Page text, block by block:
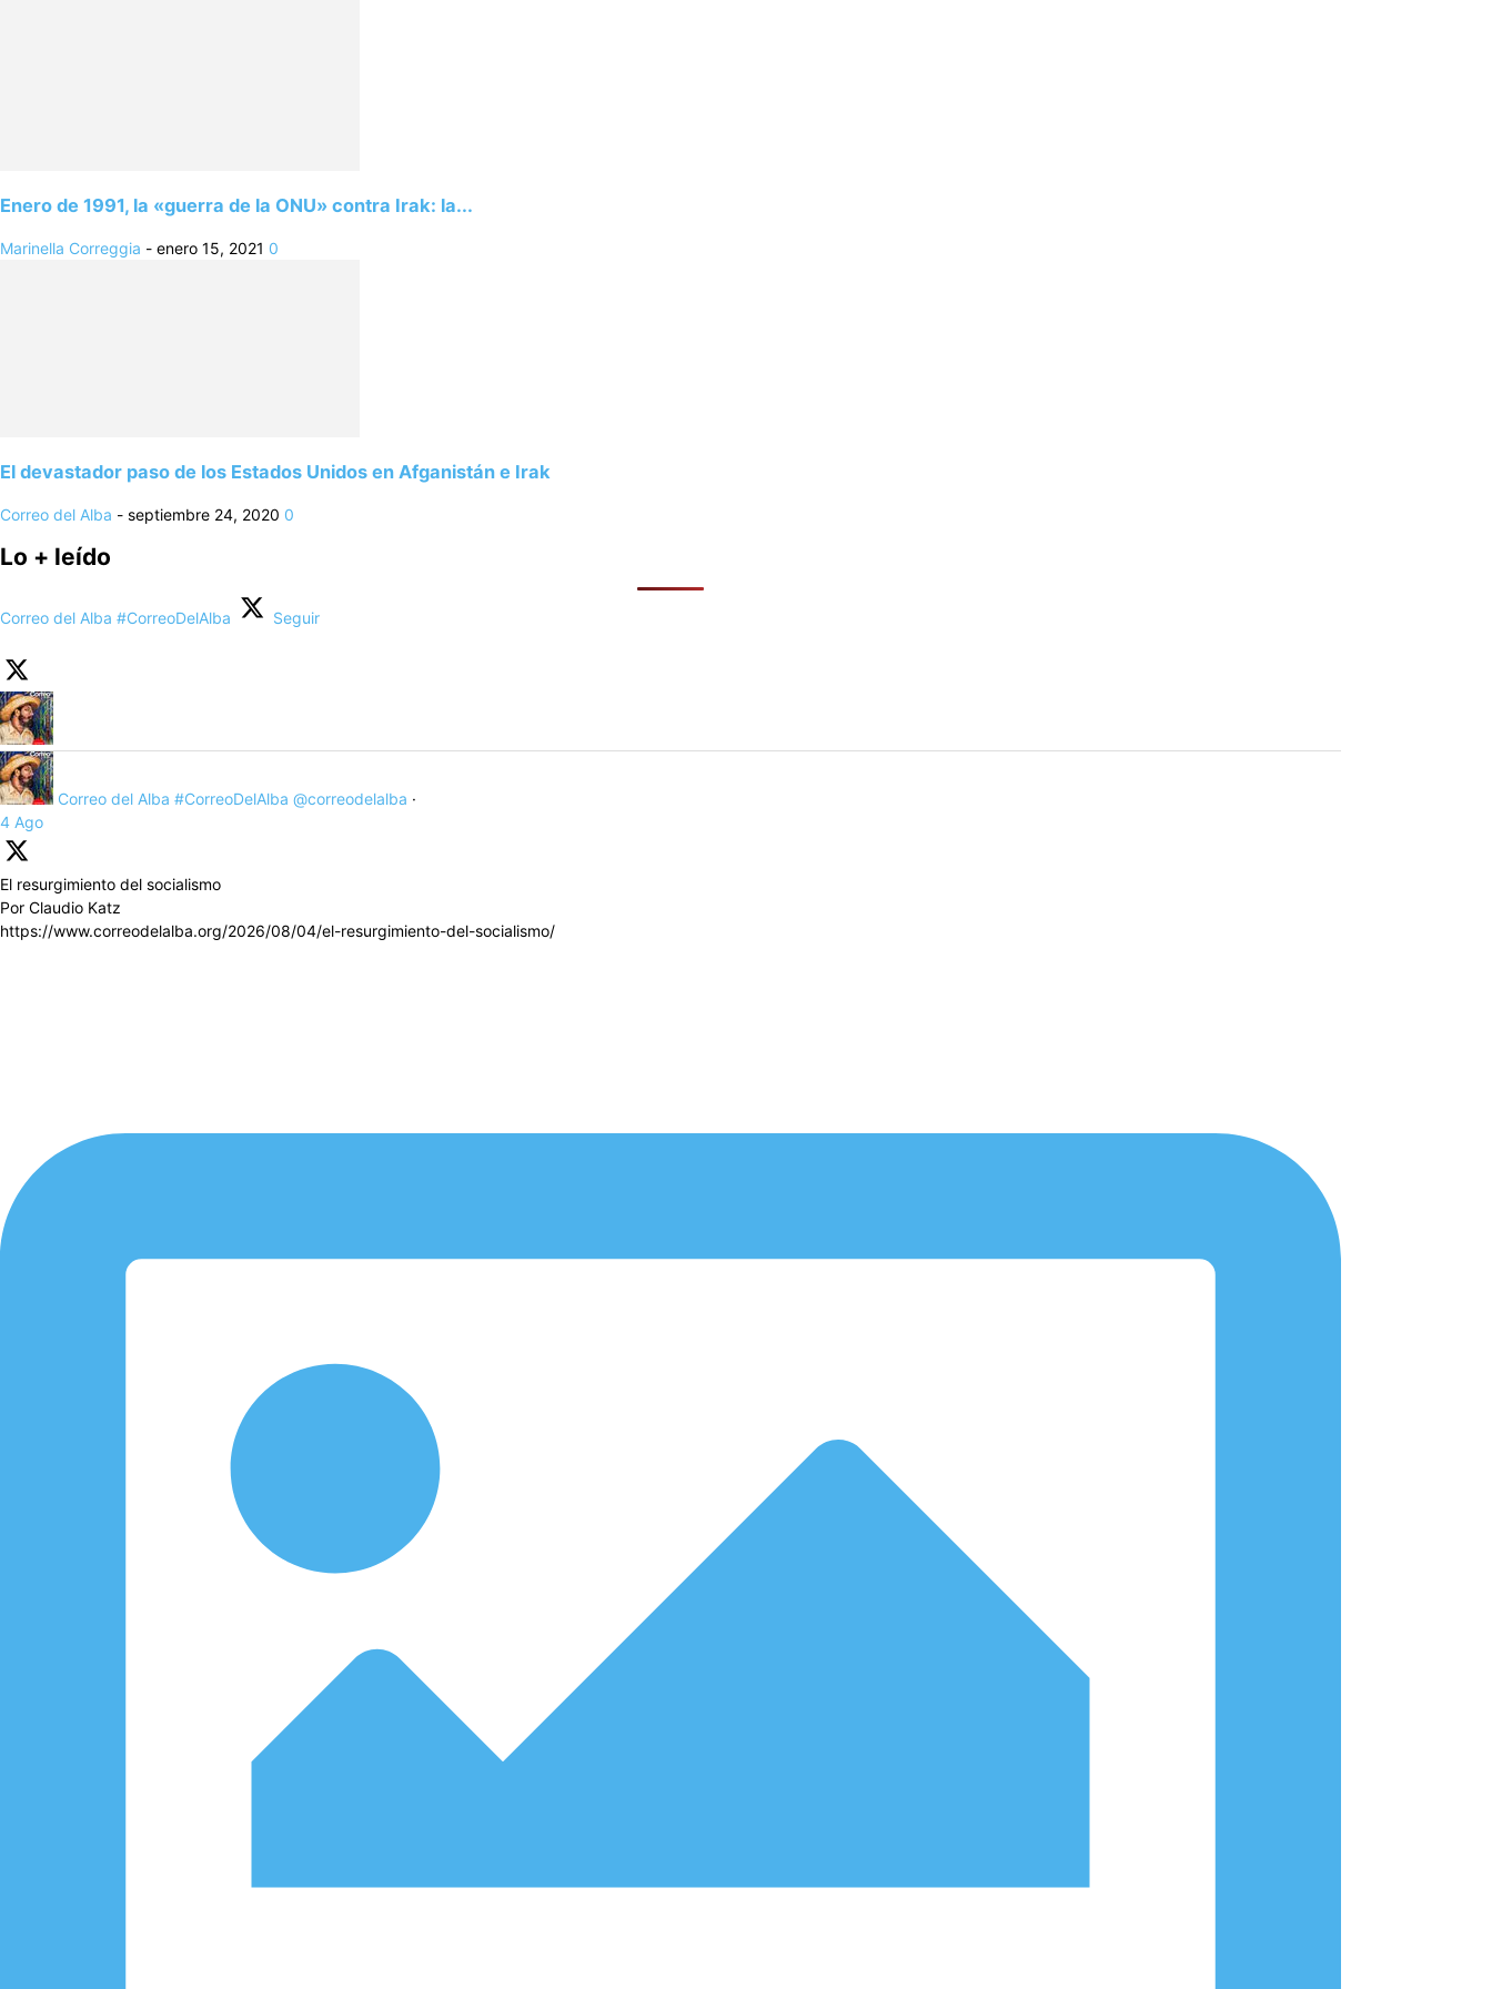
Enero de 1991, la «guerra de la ONU» contra Irak: la...
Marinella Correggia - enero 15, 2021 0
El devastador paso de los Estados Unidos en Afganistán e Irak
Correo del Alba - septiembre 24, 2020 0
Lo + leído
Correo del Alba #CorreoDelAlba Seguir
Correo del Alba #CorreoDelAlba @correodelalba ·
4 Ago
El resurgimiento del socialismo
Por Claudio Katz
https://www.correodelalba.org/2026/08/04/el-resurgimiento-del-socialismo/